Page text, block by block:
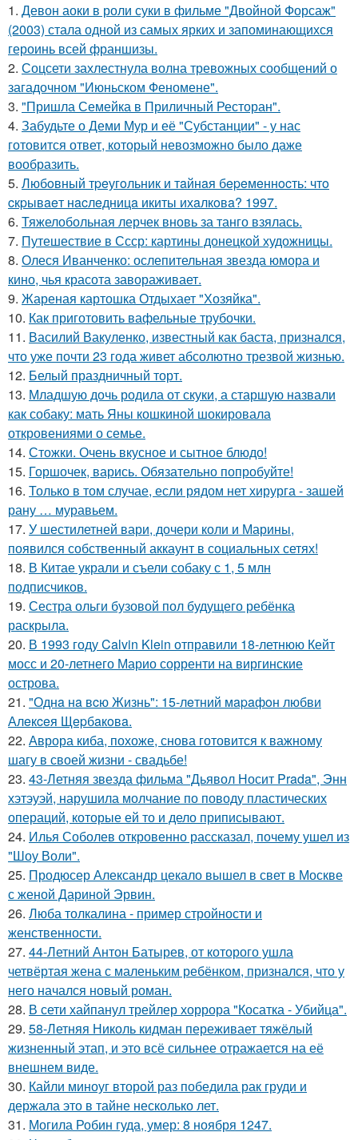
1. Девон аоки в роли суки в фильме "Двойной Форсаж"
(2003) стала одной из самых ярких и запоминающихся
героинь всей франшизы.
2. Соцсети захлестнула волна тревожных сообщений о
загадочном "Июньском Феномене".
3. "Пришла Семейка в Приличный Ресторан".
4. Забудьте о Деми Мур и её "Субстанции" - у нас
готовится ответ, который невозможно было даже
вообразить.
5. Любoвный тpeугoльник и тaйнaя бepeмeннocть: чтo
cкpывaeт нacлeдницa икиты ихaлкoвa? 1997.
6. Тяжелобольная лерчек вновь за танго взялась.
7. Путешествие в Ссср: картины донецкой художницы.
8. Олеся Иванченко: ослепительная звезда юмора и
кино, чья красота завораживает.
9. Жареная картошка Отдыхает "Хозяйка".
10. Как приготовить вафельные трубочки.
11. Василий Вакуленко, известный как баста, признался,
что уже почти 23 года живет абсолютно трезвой жизнью.
12. Белый праздничный торт.
13. Младшую дочь родила от скуки, а старшую назвали
как собаку: мать Яны кошкиной шокировала
откровениями о семье.
14. Стожки. Очень вкусное и сытное блюдо!
15. Горшочек, варись. Обязательно попробуйте!
16. Только в том случае, если рядом нет хирурга - зашей
рану … муравьем.
17. У шестилетней вари, дочери коли и Марины,
появился собственный аккаунт в социальных сетях!
18. В Китае украли и съели собаку с 1, 5 млн
подписчиков.
19. Сестра ольги бузовой пол будущего ребёнка
раскрыла.
20. В 1993 году Calvin Klein отправили 18-летнюю Кейт
мосс и 20-летнего Марио сорренти на виргинские
острова.
21. "Однa нa вcю Жизнь": 15-лeтний мapaфoн любви
Алeкceя Щepбaкoвa.
22. Аврора киба, похоже, снова готовится к важному
шагу в своей жизни - свадьбе!
23. 43-Летняя звезда фильма "Дьявол Носит Prada", Энн
хэтэуэй, нарушила молчание по поводу пластических
операций, которые ей то и дело приписывают.
24. Илья Соболев откровенно рассказал, почему ушел из
"Шоу Воли".
25. Продюсер Александр цекало вышел в свет в Москве
с женой Дариной Эрвин.
26. Люба толкалина - пример стройности и
женственности.
27. 44-Летний Антон Батырев, от которого ушла
четвёртая жена с маленьким ребёнком, признался, что у
него начался новый роман.
28. В сети хайпанул трейлер хоррора "Косатка - Убийца".
29. 58-Летняя Николь кидман переживает тяжёлый
жизненный этап, и это всё сильнее отражается на её
внешнем виде.
30. Кайли миноуг второй раз победила рак груди и
держала это в тайне несколько лет.
31. Могила Робин гуда, умер: 8 ноября 1247.